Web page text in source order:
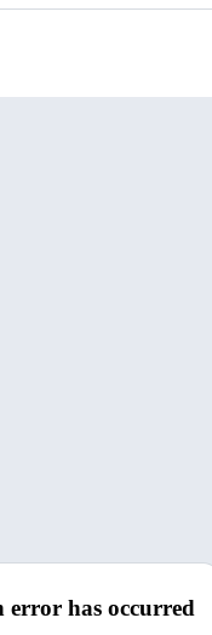
error has occurred